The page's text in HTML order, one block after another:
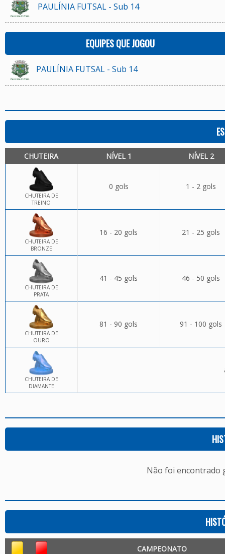
PAULÍNIA FUTSAL - Sub 14
EQUIPES QUE JOGOU
PAULÍNIA FUTSAL - Sub 14
CHUTEIRA NÍVEL 1 NÍVEL 2
CHUTEIRA DE
TREINO
0 gols 1 - 2 gols
CHUTEIRA DE
BRONZE
16 - 20 gols 21 - 25 gols
CHUTEIRA DE
PRATA
41 - 45 gols 46 - 50 gols
CHUTEIRA DE
OURO
81 - 90 gols 91 - 100 gols
CHUTEIRA DE
DIAMANTE
Não foi encontrado
CAMPEONATO